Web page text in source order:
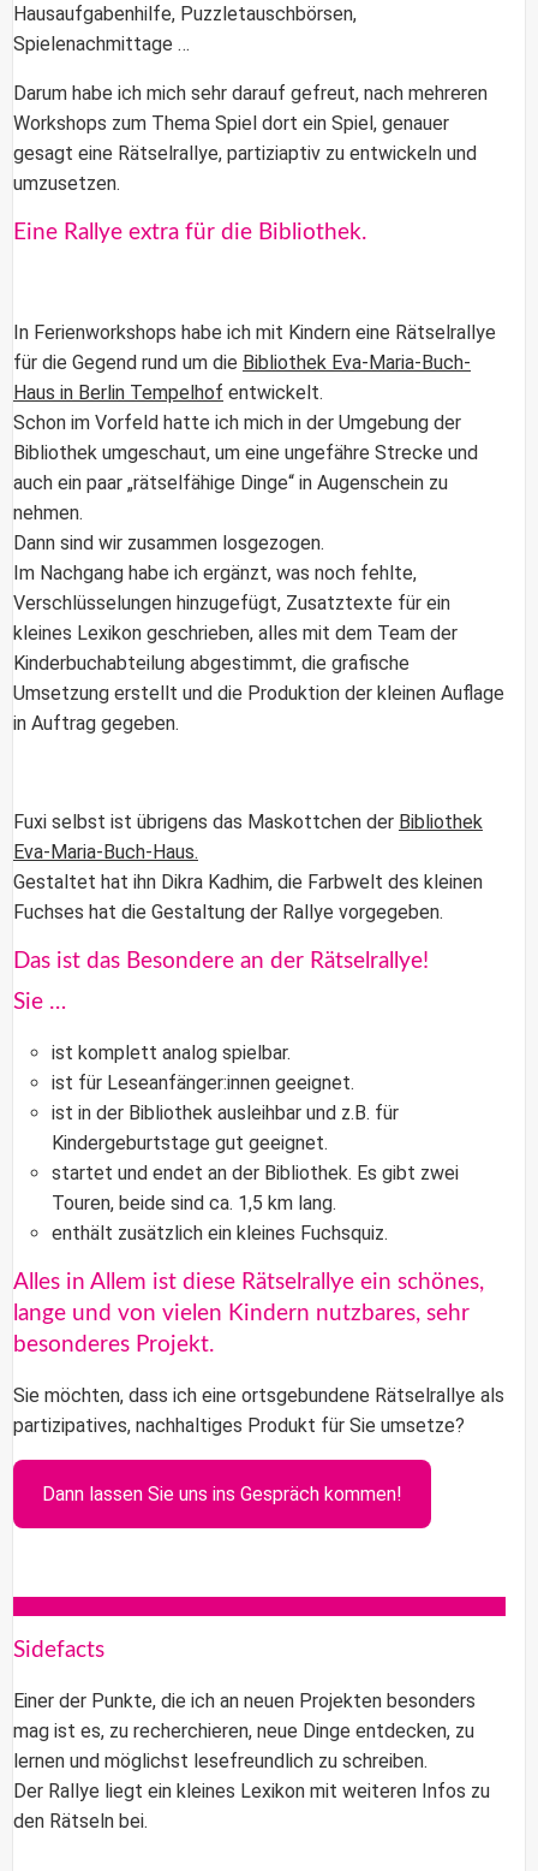
Hausaufgabenhilfe, Puzzletauschbörsen,
Spielenachmittage …
Darum habe ich mich sehr darauf gefreut, nach mehreren
Workshops zum Thema Spiel dort ein Spiel, genauer
gesagt eine Rätselrallye, partiziaptiv zu entwickeln und
umzusetzen.
Eine Rallye extra für die Bibliothek.
In Ferienworkshops habe ich mit Kindern eine Rätselrallye
für die Gegend rund um die Bibliothek Eva-Maria-Buch-
Haus in Berlin Tempelhof entwickelt.
Schon im Vorfeld hatte ich mich in der Umgebung der
Bibliothek umgeschaut, um eine ungefähre Strecke und
auch ein paar „rätselfähige Dinge“ in Augenschein zu
nehmen.
Dann sind wir zusammen losgezogen.
Im Nachgang habe ich ergänzt, was noch fehlte,
Verschlüsselungen hinzugefügt, Zusatztexte für ein
kleines Lexikon geschrieben, alles mit dem Team der
Kinderbuchabteilung abgestimmt, die grafische
Umsetzung erstellt und die Produktion der kleinen Auflage
in Auftrag gegeben.
Fuxi selbst ist übrigens das Maskottchen der Bibliothek
Eva-Maria-Buch-Haus.
Gestaltet hat ihn Dikra Kadhim, die Farbwelt des kleinen
Fuchses hat die Gestaltung der Rallye vorgegeben.
Das ist das Besondere an der Rätselrallye!
Sie …
ist komplett analog spielbar.
ist für Leseanfänger:innen geeignet.
ist in der Bibliothek ausleihbar und z.B. für
Kindergeburtstage gut geeignet.
startet und endet an der Bibliothek. Es gibt zwei
Touren, beide sind ca. 1,5 km lang.
enthält zusätzlich ein kleines Fuchsquiz.
Alles in Allem ist diese Rätselrallye ein schönes,
lange und von vielen Kindern nutzbares, sehr
besonderes Projekt.
Sie möchten, dass ich eine ortsgebundene Rätselrallye als
partizipatives, nachhaltiges Produkt für Sie umsetze?
Dann lassen Sie uns ins Gespräch kommen!
Sidefacts
Einer der Punkte, die ich an neuen Projekten besonders
mag ist es, zu recherchieren, neue Dinge entdecken, zu
lernen und möglichst lesefreundlich zu schreiben.
Der Rallye liegt ein kleines Lexikon mit weiteren Infos zu
den Rätseln bei.